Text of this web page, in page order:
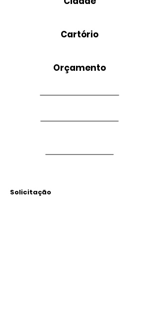
Cartório
Orçamento
Solicitação